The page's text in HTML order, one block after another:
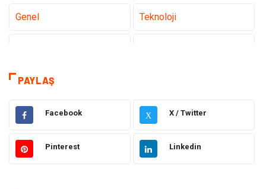
Genel Teknoloji
Eğitim
Makine Elektronik
Gıda Otomotiv
PAYLAŞ
Facebook X X / Twitter
Pinterest Linkedin